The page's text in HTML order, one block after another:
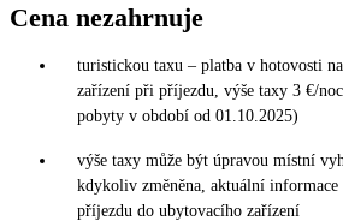
Cena nezahrnuje
turistickou taxu – platba v hotovosti
zařízení při příjezdu, výše taxy 3 €/
pobyty v období od 01.10.2025)
výše taxy může být úpravou místní
kdykoliv změněna, aktuální
příjezdu do ubytovacího zařízení